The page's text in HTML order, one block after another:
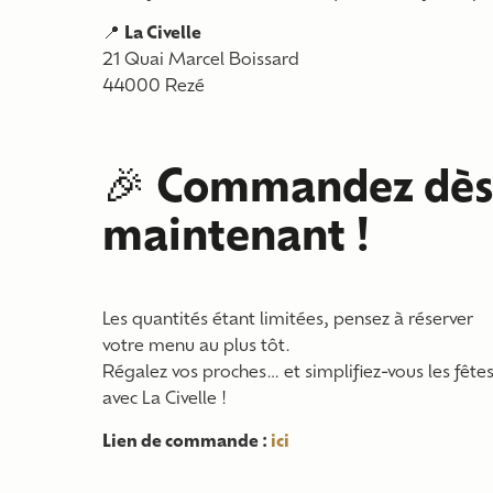
📍 La Civelle
21 Quai Marcel Boissard
44000 Rezé
🎉 Commandez dès
maintenant !
Les quantités étant limitées, pensez à réserver
votre menu au plus tôt.
Régalez vos proches… et simplifiez-vous les
avec La Civelle !
Lien de commande : ici